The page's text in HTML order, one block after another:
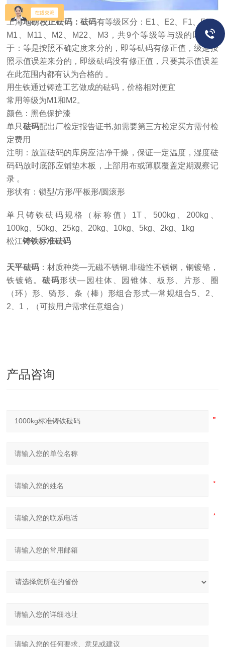
上海地磅校正砝码：砝码有等级区分：E1、E2、F1、F2、
M1、M11、M2、M22、M3，共9个等级等与级的区别在
于：等是按照不确定度来分的，即等砝码有修正值，级是按
照示值误差来分的，即级砝码没有修正值，只要其示值误差
在此范围内都有认为合格的 。
用生铁通过铸造工艺做成的砝码，价格相对便宜
常用等级为M1和M2。
颜色：黑色保护漆
单只 砝码配出厂检定报告证书,如需要第三方检定买方需付检
定费用
注明：放置砝码的库房应洁净干燥，保证一定温度，湿度砝
码码放时底部应铺垫木板，上部用布或薄膜覆盖定期观察记
录 。
形状有：锁型/方形/平板形/圆滚形
单只铸铁砝码规格（标称值）1T、500kg、200kg、
100kg、50kg、25kg、20kg、10kg、5kg、2kg、1kg
松江铸铁标准砝码
天平砝码：材质种类—无磁不锈钢.非磁性不锈钢，铜镀铬，
铁镀铬。 砝码形状—园柱体、园锥体、板形、片形、圈
（环）形、骑形、条（棒）形组合形式—常规组合5、2、
2、1，（可按用户需求任意组合）
产品咨询